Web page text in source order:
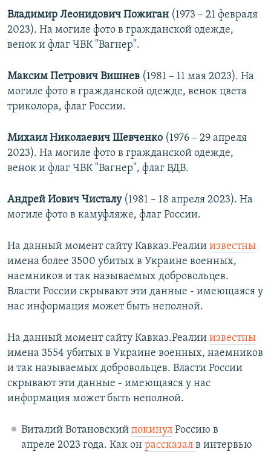
Владимир Леонидович Пожиган (1973 – 21 февраля
2023). На могиле фото в гражданской одежде,
венок и флаг ЧВК "Вагнер".
Максим Петрович Вишнев (1981 – 11 мая 2023). На
могиле фото в гражданской одежде, венок цвета
триколора, флаг России.
Михаил Николаевич Шевченко (1976 – 29 апреля
2023). На могиле фото в гражданской одежде,
венок и флаг ЧВК "Вагнер", флаг ВДВ.
Андрей Иович Чисталу(1981 – 18 апреля 2023). На
могиле фото в камуфляже, флаг России.
На данный момент сайту Кавказ.Реалии известны
имена более 3500 убитых в Украине военных,
наемников и так называемых добровольцев.
Власти России скрывают эти данные - имеющаяся у
нас информация может быть неполной.
На данный момент сайту Кавказ.Реалии известны
имена 3554 убитых в Украине военных, наемников
и так называемых добровольцев. Власти России
скрывают эти данные - имеющаяся у нас
информация может быть неполной.
Виталий Вотановский покинулРоссию в
апреле 2023 года. Как он рассказал в интервью